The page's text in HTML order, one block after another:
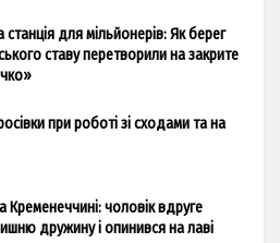
для мільйонерів: Як берег
ставу перетворили на закрите
при роботі зі сходами та на
Кременеччині: чоловік вдруге
дружину і опинився на лаві